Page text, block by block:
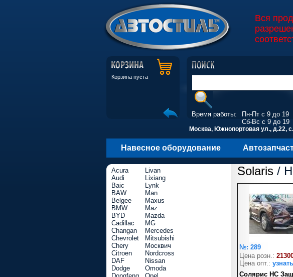
Вся
Корзина пуста
Время работы:
Пн-Пт с 9 до 19
Сб-Вс с 9 до 19
Москва, Южнопортовая ул., д.22,
Навесное оборудование
Solaris /
№: 289
Цена розн.:
Цена опт.:
Солярис HC
Acura
Audi
Baic
BAW
Belgee
BMW
BYD
Cadillac
Changan
Chevrolet
Chery
Citroen
DAF
Dodge
Livan
Lixiang
Lynk
Man
Maxus
Maz
Mazda
MG
Mercedes
Mitsubishi
Москвич
Nordcross
Nissan
Omoda